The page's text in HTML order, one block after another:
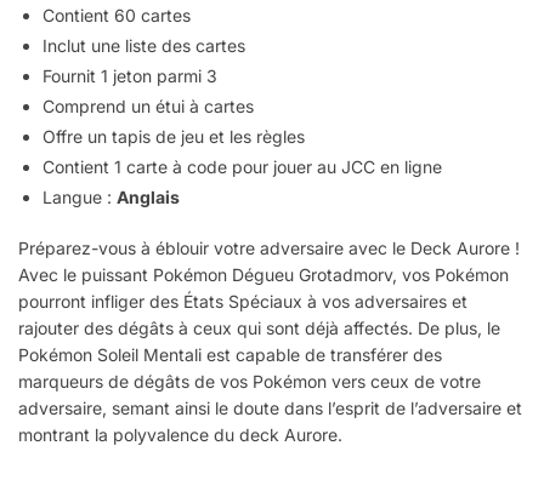
Contient 60 cartes
Inclut une liste des cartes
Fournit 1 jeton parmi 3
Comprend un étui à cartes
Offre un tapis de jeu et les règles
Contient 1 carte à code pour jouer au JCC en ligne
Langue : Anglais
Préparez-vous à éblouir votre adversaire avec le Deck Aurore !
Avec le puissant Pokémon Dégueu Grotadmorv, vos Pokémon
pourront infliger des États Spéciaux à vos adversaires et
rajouter des dégâts à ceux qui sont déjà affectés. De plus, le
Pokémon Soleil Mentali est capable de transférer des
marqueurs de dégâts de vos Pokémon vers ceux de votre
adversaire, semant ainsi le doute dans l’esprit de l’adversaire et
montrant la polyvalence du deck Aurore.